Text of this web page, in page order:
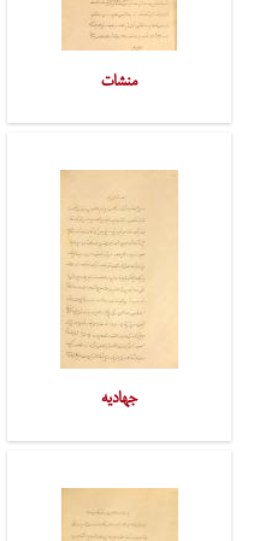
منشات
جهادیه